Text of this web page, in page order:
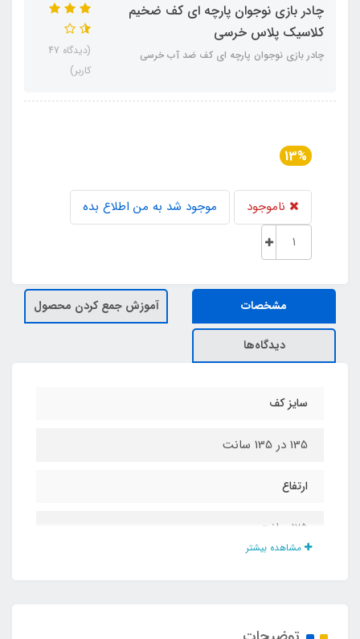
چادر بازی نوجوان پارچه ای کف ضخیم
کلاسیک پلاس خرسی
چادر بازی نوجوان پارچه ای کف ضد آب خرسی
(دیدگاه 47
کاربر)
13%
ناموجود موجود شد به من اطلاع بده
مشخصات آموزش جمع کردن محصول
دیدگاه‌ها
سایز کف
135 در 135 سانت
ارتفاع
125 سانت
مشاهده بیشتر